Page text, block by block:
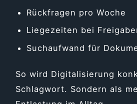
Rückfragen pro Woche
Liegezeiten bei
Suchaufwand für
So wird Digitalisierung
Schlagwort. Sondern als